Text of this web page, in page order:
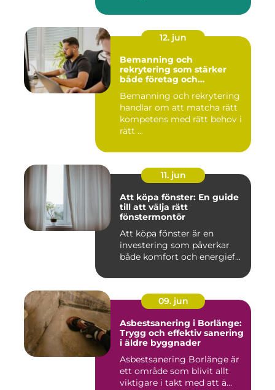
12. jun
Bemanning och
rekrytering som stärker
både företag och
Bemanning och rekrytering
handlar om att matcha rätt
kompetens med rätt behov i
rätt ...
11. jun
Att köpa fönster: En guide
till att välja rätt
fönstermontör
Att köpa fönster är en
investering som påverkar
både komfort och energief...
09. jun
Asbestsanering i Borlänge:
Trygg och effektiv sanering
i äldre byggnader
Asbestsanering Borlänge är
ett område som blivit allt
viktigare i takt med att ä...